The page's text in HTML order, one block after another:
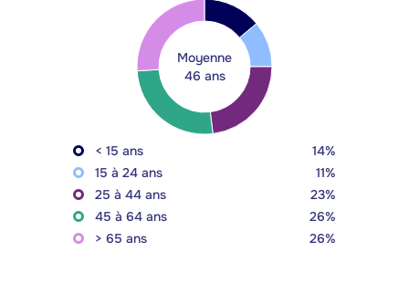
Moyenne
46 ans
< 15 ans
14%
15 à 24 ans
11%
25 à 44 ans
23%
45 à 64 ans
26%
> 65 ans
26%